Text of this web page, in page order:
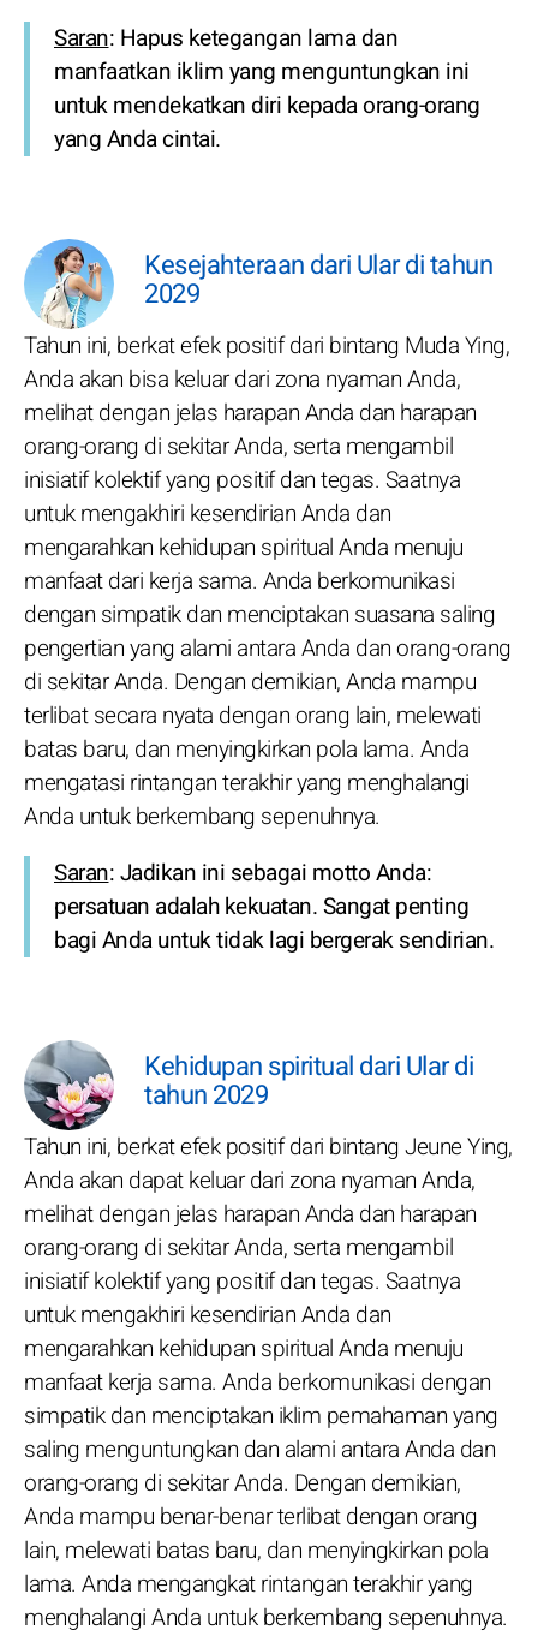
Saran: Hapus ketegangan lama dan
manfaatkan iklim yang menguntungkan ini
untuk mendekatkan diri kepada orang-orang
yang Anda cintai.
Kesejahteraan dari Ular di tahun
2029
Tahun ini, berkat efek positif dari bintang Muda Ying,
Anda akan bisa keluar dari zona nyaman Anda,
melihat dengan jelas harapan Anda dan harapan
orang-orang di sekitar Anda, serta mengambil
inisiatif kolektif yang positif dan tegas. Saatnya
untuk mengakhiri kesendirian Anda dan
mengarahkan kehidupan spiritual Anda menuju
manfaat dari kerja sama. Anda berkomunikasi
dengan simpatik dan menciptakan suasana saling
pengertian yang alami antara Anda dan orang-orang
di sekitar Anda. Dengan demikian, Anda mampu
terlibat secara nyata dengan orang lain, melewati
batas baru, dan menyingkirkan pola lama. Anda
mengatasi rintangan terakhir yang menghalangi
Anda untuk berkembang sepenuhnya.
Saran: Jadikan ini sebagai motto Anda:
persatuan adalah kekuatan. Sangat penting
bagi Anda untuk tidak lagi bergerak sendirian.
Kehidupan spiritual dari Ular di
tahun 2029
Tahun ini, berkat efek positif dari bintang Jeune Ying,
Anda akan dapat keluar dari zona nyaman Anda,
melihat dengan jelas harapan Anda dan harapan
orang-orang di sekitar Anda, serta mengambil
inisiatif kolektif yang positif dan tegas. Saatnya
untuk mengakhiri kesendirian Anda dan
mengarahkan kehidupan spiritual Anda menuju
manfaat kerja sama. Anda berkomunikasi dengan
simpatik dan menciptakan iklim pemahaman yang
saling menguntungkan dan alami antara Anda dan
orang-orang di sekitar Anda. Dengan demikian,
Anda mampu benar-benar terlibat dengan orang
lain, melewati batas baru, dan menyingkirkan pola
lama. Anda mengangkat rintangan terakhir yang
menghalangi Anda untuk berkembang sepenuhnya.